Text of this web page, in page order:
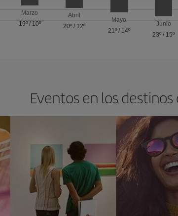
Marzo
19º/ 10º
Abril
20º / 12º
Mayo
21º/ 14º
Junio
23º / 15º
Eventos en los